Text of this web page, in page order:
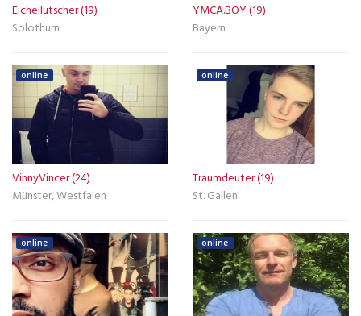
Eichellutscher (19)
Solothurn
YMCA.BOY (19)
Bayern
online
VinnyVincer (24)
Münster, Westfalen
online
Traumdeuter (19)
St. Gallen
online online